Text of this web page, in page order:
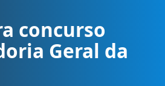
Controladoria Geral da União cargo
concurso
Geral da